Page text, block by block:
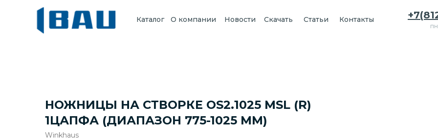
Каталог О компании Новости Статьи Контакты
Скачать
НОЖНИЦЫ НА СТВОРКЕ OS2.1025 MSL (R)
1ЦАПФА (ДИАПАЗОН 775-1025 ММ)
Winkhaus